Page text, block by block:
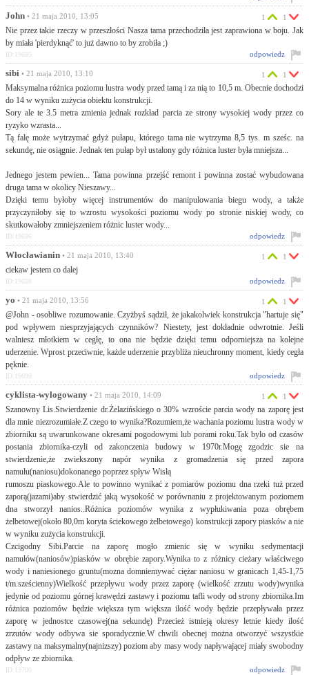
John • 21 maja 2010, 13:05
Nie przez takie rzeczy w przeszłości Nasza tama przechodziła jest zaprawiona w boju. Jak
by miała 'pierdyknąć' to już dawno to by zrobiła ;)
1 1
odpowiedz
ID:19695
sibi • 21 maja 2010, 13:10
Maksymalna różnica poziomu lustra wody przed tamą i za nią to 10,5 m. Obecnie dochodzi
do 14 w wyniku zużycia obiektu konstrukcji.
Sory ale te 3.5 metra zmienia jednak rozkład parcia ze strony wysokiej wody przez co
ryzyko wzrasta...
Tą falę może wytrzymać gdyż pułapu, którego tama nie wytrzyma 8,5 tys. m sześc. na
sekundę, nie osiągnie. Jednak ten pułap był ustalony gdy różnica luster była mniejsza...
Jednego jestem pewien... Tama powinna przejść remont i powinna zostać wybudowana
druga tama w okolicy Nieszawy...
Dzięki temu byłoby więcej instrumentów do manipulowania biegu wody, a także
przyczyniłoby się to wzrostu wysokości poziomu wody po stronie niskiej wody, co
skutkowałoby zmniejszeniem różnic luster wody...
1 1
odpowiedz
ID:19696
Włocławianin • 21 maja 2010, 13:40
ciekaw jestem co dalej
1 1
odpowiedz
ID:19698
yo • 21 maja 2010, 13:56
@John - osobliwe rozumowanie. Czyżbyś sądził, że jakakolwiek konstrukcja "hartuje się"
pod wpływem niesprzyjających czynników? Niestety, jest dokładnie odwrotnie. Jeśli
walniesz młotkiem w cegłę, to ona nie będzie dzięki temu odporniejsza na kolejne
uderzenie. Wprost przeciwnie, każde uderzenie przybliża nieuchronny moment, kiedy cegła
pęknie.
1 1
odpowiedz
ID:19699
cyklista-wylogowany • 21 maja 2010, 14:09
Szanowny Lis.Stwierdzenie dr.Żelazińskiego o 30% wzroście parcia wody na zaporę jest
dla mnie niezrozumiałe.Z czego to wynika?Rozumiem,że wachania poziomu lustra wody w
zbiorniku są uwarunkowane okresami pogodowymi lub porami roku.Tak bylo od czasów
postania zbiornika-czyli od zakonczenia budowy w 1970r.Mogę zgodzic sie na
stwierdzenie,że zwiekszony napór wynika z gromadzenia się przed zapora
namułu(naniosu)dokonanego poprzez spływ Wisłą
rumoszu piaskowego.Ale to powinno wynikać z pomiarów poziomu dna rzeki tuż przed
zaporą(jazami)aby stwierdzić jaką wysokość w porównaniu z projektowanym poziomem
dna stworzył nanios..Różnica poziomów wynika z wypłukiwania poza obrębem
żelbetowej(około 80,0m koryta ściekowego żelbetowego) konstrukcji zapory piasków a nie
w wyniku zużycia konstrukcji.
Czcigodny Sibi.Parcie na zaporę mogło zmienic się w wyniku sedymentacji
namułów(naniosów)piasków w obrębie zapory.Wynika to z różnicy cieżary właściwego
wody i naniesionego gruntu(mozna domniemywać ciężar naniosu w granicach 1,45-1,75
t/m.sześcienny)Wielkość przepływu wody przez zaporę (wielkość zrzutu wody)wynika
jedynie od poziomu górnej krawędzi zastawy i poziomu tafli wody od strony zbiornika.Im
różnica poziomów będzie większa tym większa ilość wody będzie przepływała przez
zaporę w jednostce czasowej(na sekundę) Przecież istnieją okresy letnie kiedy ilość
zrzutów wody odbywa sie sporadycznie.W chwili obecnej można otworzyć wszystkie
zastawy na maksymalny(najnizszy) poziom aby masy wody napływającej miały swobodny
odpływ ze zbiornika.
1 1
odpowiedz
ID:19700